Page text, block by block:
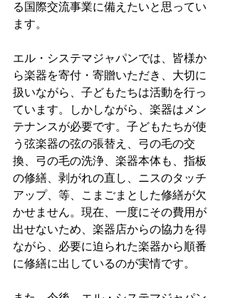
る国際交流事業に備えたいと思ってい
ます。
エル・システマジャパンでは、皆様か
ら楽器を寄付・寄贈いただき、大切に
扱いながら、子どもたちは活動を行っ
ています。しかしながら、楽器はメン
テナンスが必要です。子どもたちが使
う弦楽器の弦の張替え、弓の毛の交
換、弓の毛の洗浄、楽器本体も、指板
の修繕、剥がれの直し、ニスのタッチ
アップ、等、こまごまとした修繕が欠
かせません。現在、一度にその費用が
出せないため、楽器店からの協力を得
ながら、必要に迫られた楽器から順番
に修繕に出しているのが実情です。